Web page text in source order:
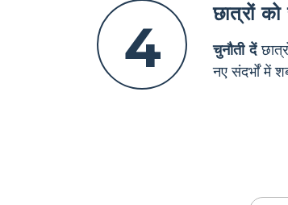
4
छात्रों
चुनौती दें
नए संदर्भों में